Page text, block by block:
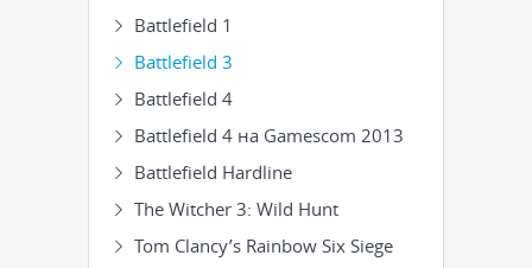
Battlefield 1
Battlefield 3
Battlefield 4
Battlefield 4 на Gamescom 2013
Battlefield Hardline
The Witcher 3: Wild Hunt
Tom Clancy’s Rainbow Six Siege